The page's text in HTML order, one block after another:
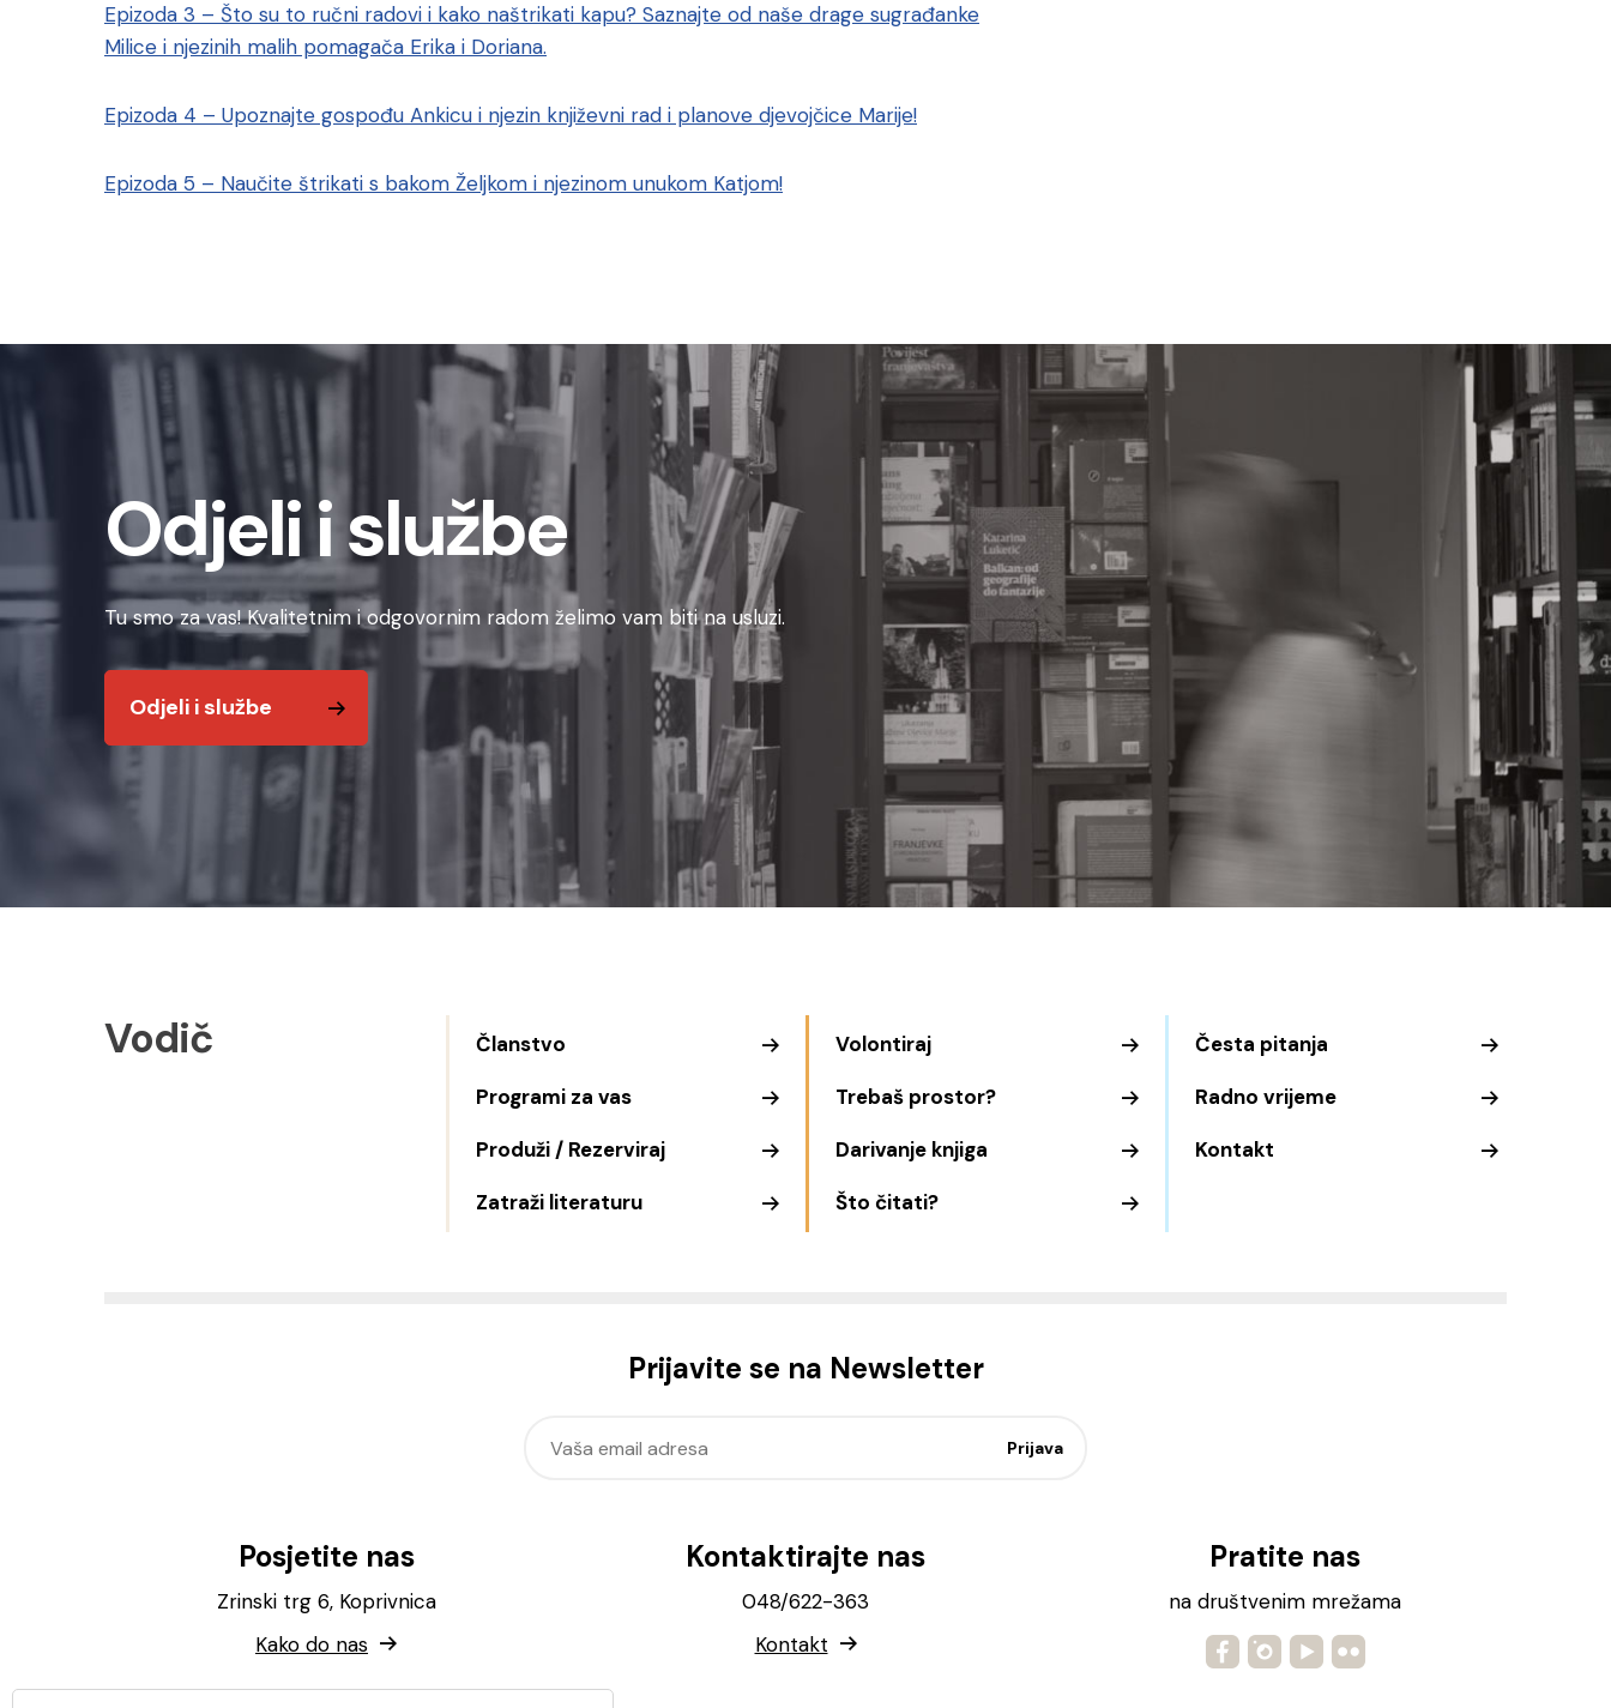
Epizoda 3 – Što su to ručni radovi i kako naštrikati kapu? Saznajte od naše drage sugrađanke
Milice i njezinih malih pomagača Erika i Doriana.
Epizoda 4 – Upoznajte gospođu Ankicu i njezin književni rad i planove djevojčice Marije!
Epizoda 5 – Naučite štrikati s bakom Željkom i njezinom unukom Katjom!
Odjeli i službe
Tu smo za vas! Kvalitetnim i odgovornim radom želimo vam biti na usluzi.
Odjeli i službe
Vodič
Članstvo
Programi za vas
Produži / Rezerviraj
Zatraži literaturu
Volontiraj
Trebaš prostor?
Darivanje knjiga
Što čitati?
Česta pitanja
Radno vrijeme
Kontakt
Prijavite se na Newsletter
Posjetite nas
Zrinski trg 6, Koprivnica
Kako do nas
Kontaktirajte nas
048/622-363
Kontakt
Pratite nas
na društvenim mrežama